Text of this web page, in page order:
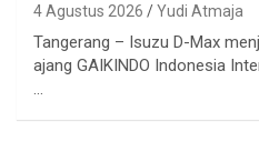
4 Agustus 2026 Yudi Atmaja
Tangerang – Isuzu D-Max
ajang GAIKINDO Indonesia
…